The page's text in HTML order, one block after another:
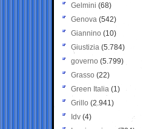
Gelmini (68)
Genova (542)
Giannino (10)
Giustizia (5.784)
governo (5.799)
Grasso (22)
Green Italia (1)
Grillo (2.941)
Idv (4)